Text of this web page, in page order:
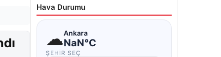
Hava Durumu
☁Ankara
NaN°C
ŞEHIR SEÇ